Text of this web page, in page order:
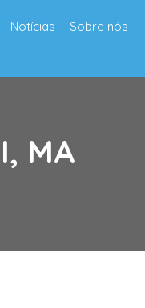
Notícias Sobre nós
MA